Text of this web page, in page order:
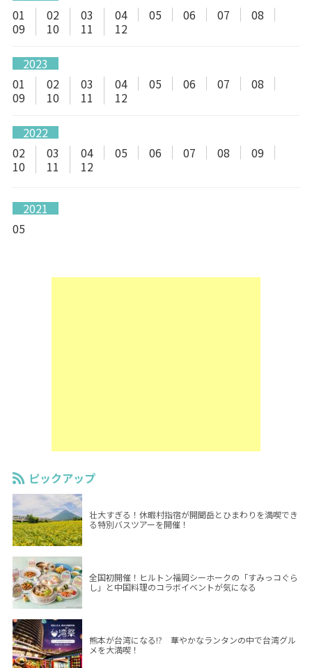
01
02 03 04 05 06 07
08
09
10 11 12
2023
01
02 03 04 05 06 07
08
09
10 11 12
2022
02
03 04 05 06 07 08
09
10
11 12
2021
05
ピックアップ
壮大すぎる！休暇村指宿が開聞岳とひまわりを満喫でき
る特別バスツアーを開催！
全国初開催！ヒルトン福岡シーホークの「すみっコぐら
し」と中国料理のコラボイベントが気になる
熊本が台湾になる!? 華やかなランタンの中で台湾グル
メを大満喫！